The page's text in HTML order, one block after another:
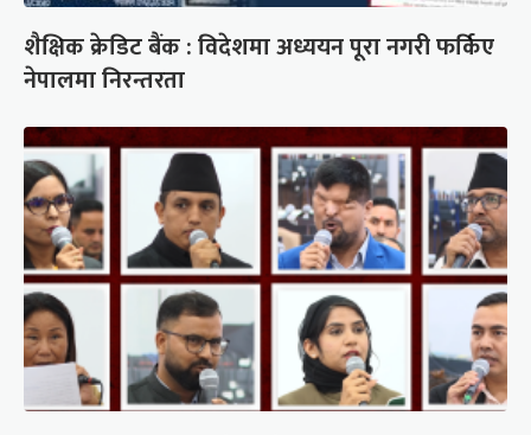
शैक्षिक क्रेडिट बैंक : विदेशमा अध्ययन पूरा नगरी फर्किए
नेपालमा निरन्तरता